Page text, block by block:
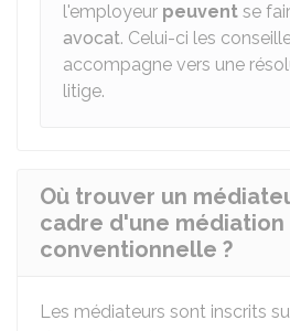
l'employeur peuvent se
avocat. Celui-ci les
accompagne vers une
litige.
Où trouver un
cadre d'une médiation
conventionnelle ?
Les médiateurs sont inscrits